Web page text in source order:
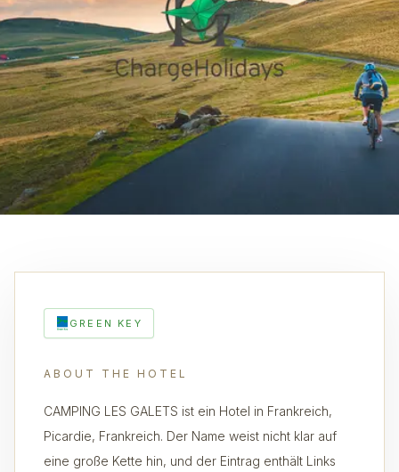
GREEN KEY
ABOUT THE HOTEL
CAMPING LES GALETS ist ein Hotel in Frankreich,
Picardie, Frankreich. Der Name weist nicht klar auf
eine große Kette hin, und der Eintrag enthält Links